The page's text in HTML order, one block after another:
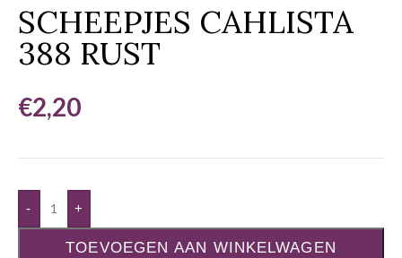
SCHEEPJES CAHLISTA
388 RUST
€2,20
- +
TOEVOEGEN AAN WINKELWAGEN